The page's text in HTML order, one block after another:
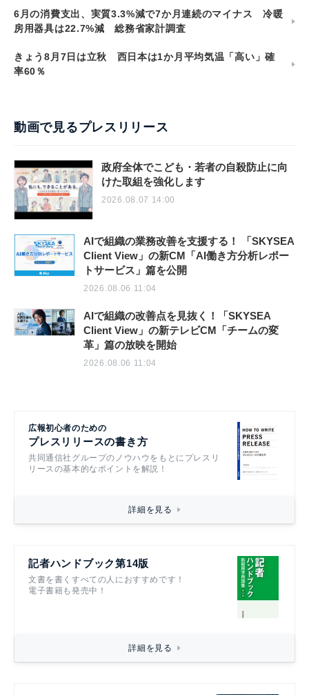
6月の消費支出、実質3.3%減で7か月連続のマイナス 冷暖
房用器具は22.7%減 総務省家計調査
きょう8月7日は立秋 西日本は1か月平均気温「高い」確
率60％
動画で見るプレスリリース
政府全体でこども・若者の自殺防止に向
けた取組を強化します
2026.08.07 14:00
AIで組織の業務改善を支援する！ 「SKYSEA
Client View」の新CM「AI働き方分析レポー
トサービス」篇を公開
2026.08.06 11:04
AIで組織の改善点を見抜く！「SKYSEA
Client View」の新テレビCM「チームの変
革」篇の放映を開始
2026.08.06 11:04
広報初心者のための
プレスリリースの書き方
共同通信社グループのノウハウをもとにプレスリ
リースの基本的なポイントを解説！
詳細を見る
記者ハンドブック第14版
文書を書くすべての人におすすめです！
電子書籍も発売中！
詳細を見る